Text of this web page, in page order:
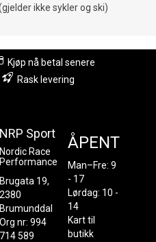
ikke sykler og ski)
Kjøp nå betal senere
Rask levering
NRP Sport
Nordic Race
Performance
Brugata 19,
2380
Brumunddal
Org nr: 994
714 589
ÅPENT
Man–Fre: 9
- 17
Lørdag: 10 -
14
Kart til
butikk